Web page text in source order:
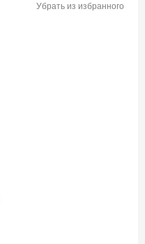
Убрать из избранного